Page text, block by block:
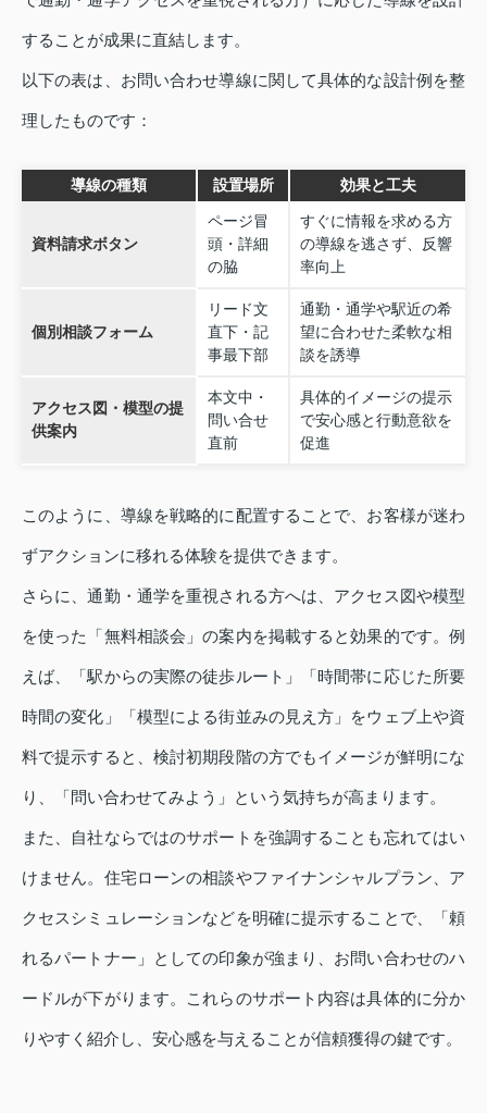
することが成果に直結します。
以下の表は、お問い合わせ導線に関して具体的な設計例を整
理したものです：
導線の種類 設置場所 効果と工夫
資料請求ボタン
ページ冒
頭・詳細
の脇
すぐに情報を求める方
の導線を逃さず、反響
率向上
個別相談フォーム
リード文
直下・記
事最下部
通勤・通学や駅近の希
望に合わせた柔軟な相
談を誘導
アクセス図・模型の提
供案内
本文中・
問い合せ
直前
具体的イメージの提示
で安心感と行動意欲を
促進
このように、導線を戦略的に配置することで、お客様が迷わ
ずアクションに移れる体験を提供できます。
さらに、通勤・通学を重視される方へは、アクセス図や模型
を使った「無料相談会」の案内を掲載すると効果的です。例
えば、「駅からの実際の徒歩ルート」「時間帯に応じた所要
時間の変化」「模型による街並みの見え方」をウェブ上や資
料で提示すると、検討初期段階の方でもイメージが鮮明にな
り、「問い合わせてみよう」という気持ちが高まります。
また、自社ならではのサポートを強調することも忘れてはい
けません。住宅ローンの相談やファイナンシャルプラン、ア
クセスシミュレーションなどを明確に提示することで、「頼
れるパートナー」としての印象が強まり、お問い合わせのハ
ードルが下がります。これらのサポート内容は具体的に分か
りやすく紹介し、安心感を与えることが信頼獲得の鍵です。